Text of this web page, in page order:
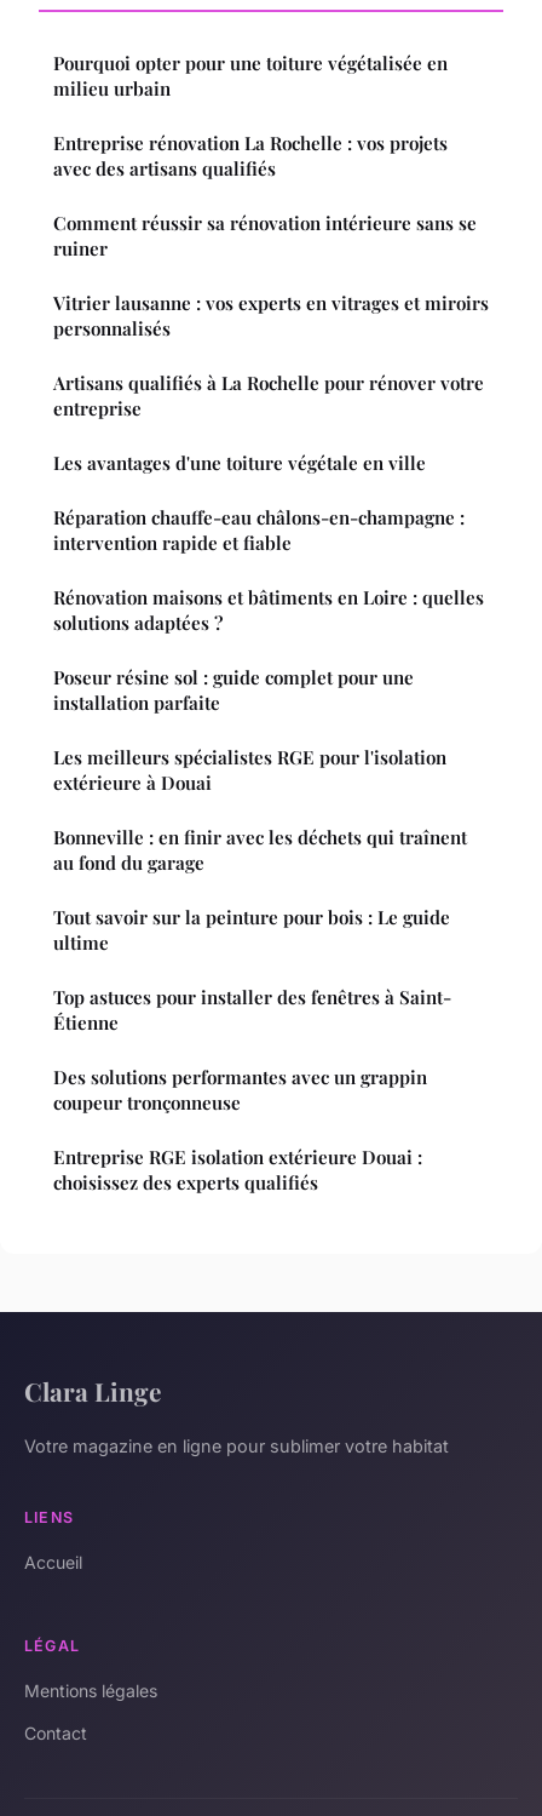
Pourquoi opter pour une toiture végétalisée en
milieu urbain
Entreprise rénovation La Rochelle : vos projets
avec des artisans qualifiés
Comment réussir sa rénovation intérieure sans se
ruiner
Vitrier lausanne : vos experts en vitrages et miroirs
personnalisés
Artisans qualifiés à La Rochelle pour rénover votre
entreprise
Les avantages d'une toiture végétale en ville
Réparation chauffe-eau châlons-en-champagne :
intervention rapide et fiable
Rénovation maisons et bâtiments en Loire : quelles
solutions adaptées ?
Poseur résine sol : guide complet pour une
installation parfaite
Les meilleurs spécialistes RGE pour l'isolation
extérieure à Douai
Bonneville : en finir avec les déchets qui traînent
au fond du garage
Tout savoir sur la peinture pour bois : Le guide
ultime
Top astuces pour installer des fenêtres à Saint-
Étienne
Des solutions performantes avec un grappin
coupeur tronçonneuse
Entreprise RGE isolation extérieure Douai :
choisissez des experts qualifiés
Clara Linge
Votre magazine en ligne pour sublimer votre habitat
LIENS
Accueil
LÉGAL
Mentions légales
Contact